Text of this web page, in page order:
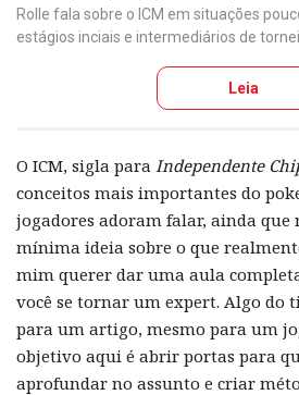
Rolle fala sobre o ICM em situações
estágios inciais e intermediários de
Leia
O ICM, sigla para Independente
conceitos mais importantes do
jogadores adoram falar, ainda
mínima ideia sobre o que
mim querer dar uma aula
você se tornar um expert. Algo do
para um artigo, mesmo para um
objetivo aqui é abrir portas para
aprofundar no assunto e criar